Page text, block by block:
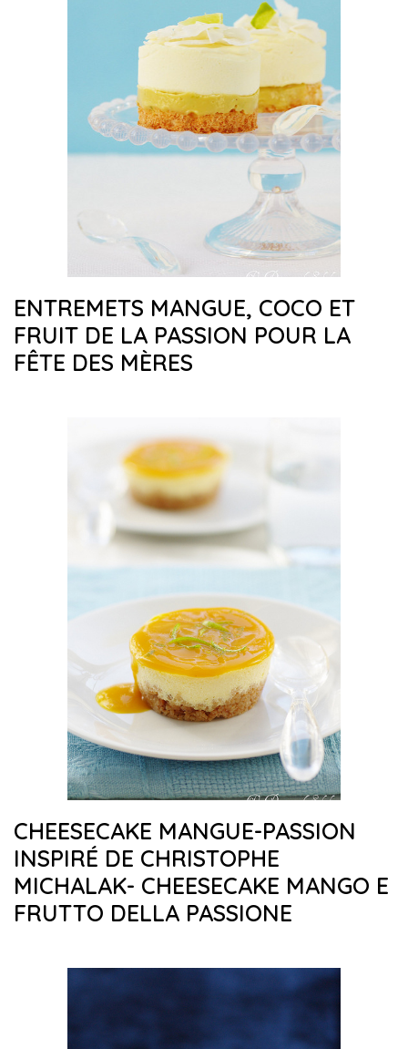
ENTREMETS MANGUE, COCO ET
FRUIT DE LA PASSION POUR LA
FÊTE DES MÈRES
CHEESECAKE MANGUE-PASSION
INSPIRÉ DE CHRISTOPHE
MICHALAK- CHEESECAKE MANGO E
FRUTTO DELLA PASSIONE